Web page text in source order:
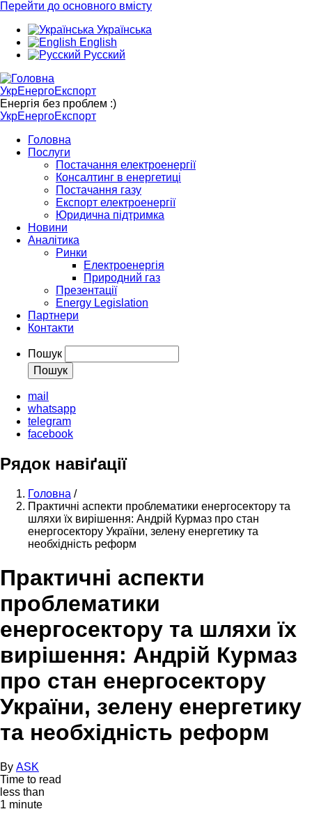
Перейти до основного вмісту
Українська
English
Русский
УкрЕнергоЕкспорт
Енергія без проблем :)
УкрЕнергоЕкспорт
Головна
Послуги
Постачання електроенергії
Консалтинг в енергетиці
Постачання газу
Експорт електроенергії
Юридична підтримка
Новини
Аналітика
Ринки
Електроенергія
Природний газ
Презентації
Energy Legislation
Партнери
Контакти
Пошук
mail
whatsapp
telegram
facebook
Рядок навіґації
Головна /
Практичні аспекти проблематики енергосектору та
шляхи їх вирішення: Андрій Курмаз про стан
енергосектору України, зелену енергетику та
необхідність реформ
Практичні аспекти
проблематики
енергосектору та шляхи їх
вирішення: Андрій Курмаз
про стан енергосектору
України, зелену енергетику
та необхідність реформ
By ASK
Time to read
less than
1 minute